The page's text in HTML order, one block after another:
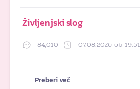
Življenjski slog
84,010 07.08.2026 ob 19:51
Preberi več